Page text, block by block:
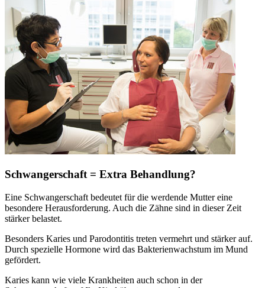
Schwangerschaft = Extra Behandlung?
Eine Schwangerschaft bedeutet für die werdende Mutter eine
besondere Herausforderung. Auch die Zähne sind in dieser Zeit
stärker belastet.
Besonders Karies und Parodontitis treten vermehrt und stärker auf.
Durch spezielle Hormone wird das Bakterienwachstum im Mund
gefördert.
Karies kann wie viele Krankheiten auch schon in der